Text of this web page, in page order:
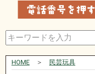
HOME＞ 民芸玩具